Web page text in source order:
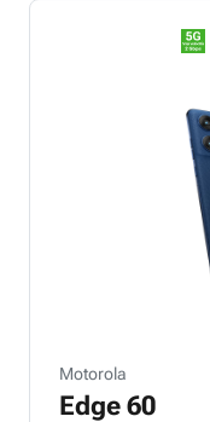
Motorola
Edge 60